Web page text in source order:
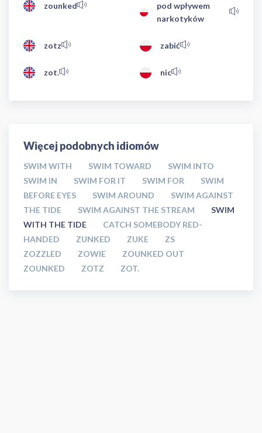
zounked
pod wpływem
narkotyków
zotz zabić
zot. nic
Więcej podobnych idiomów
SWIM WITH SWIM TOWARD
SWIM INTO
SWIM IN
SWIM FOR IT SWIM FOR
SWIM
BEFORE EYES
SWIM AROUND
SWIM AGAINST
THE TIDE
SWIM AGAINST THE STREAM
SWIM
WITH THE TIDE
CATCH SOMEBODY RED-
HANDED
ZUNKED ZUKE
ZS
ZOZZLED
ZOWIE
ZOUNKED OUT
ZOUNKED
ZOTZ ZOT.